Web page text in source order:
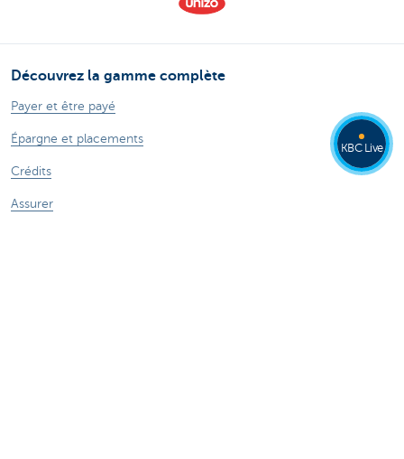
Découvrez la gamme complète
Payer et être payé
Épargne et placements
Crédits
Assurer
KBC Live